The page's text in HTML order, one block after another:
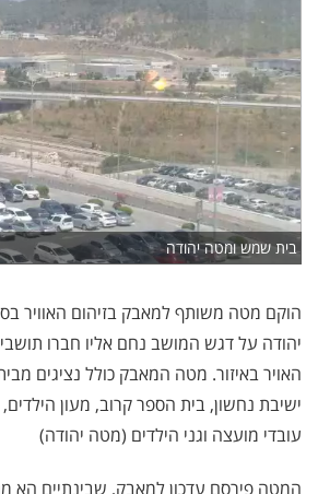
בית שמש ומטה יהודה
הוקם מטה משותף למאבק בזיהום האוויר
יהודה על דגש המושב נחם אליו חברו
האויר באיזור. מטה המאבק כולל נציגים
ישיבת נחשון, בית הספר קרוב, מעון
עובדי מועצה וגני הילדים (מטה יהודה)
המטה פירסם עדכון למאבק, שבינתיים הא